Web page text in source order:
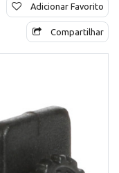
Adicionar Favorito
Compartilhar